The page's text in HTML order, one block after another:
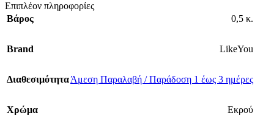
Επιπλέον πληροφορίες
Βάρος
0,5 κ.
Brand LikeYou
ΔιαθεσιμότηταΆμεση Παραλαβή / Παράδοση 1 έως 3 ημέρες
Χρώμα Εκρού